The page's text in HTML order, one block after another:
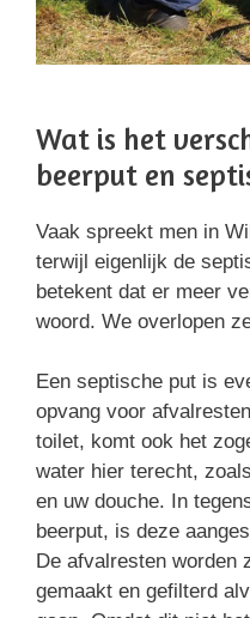
Wat is het
beerput en
Vaak spreekt men in
terwijl eigenlijk de
betekent dat er meer
woord. We overlopen
Een septische put is
opvang voor
toilet, komt ook het
water hier terecht,
en uw douche. In
beerput, is deze
De afvalresten worden
gemaakt en gefilterd